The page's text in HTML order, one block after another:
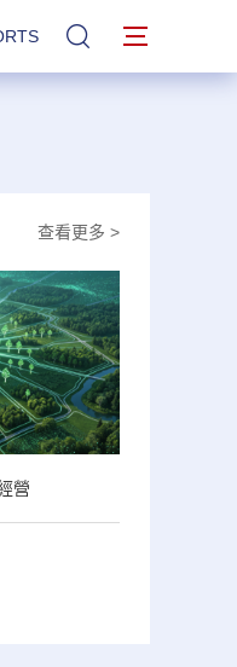
站內搜索
查看更多 >
營